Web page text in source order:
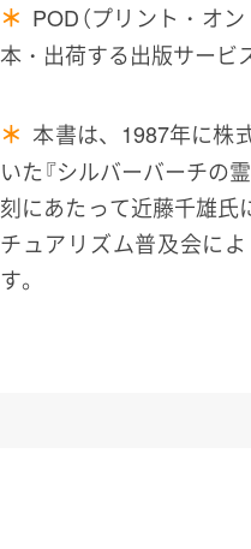
＊ POD（プリント・オ
本・出荷する出版サービ
＊ 本書は、1987年に株
いた『シルバーバーチの
刻にあたって近藤千雄氏
チュアリズム普及会に
す。